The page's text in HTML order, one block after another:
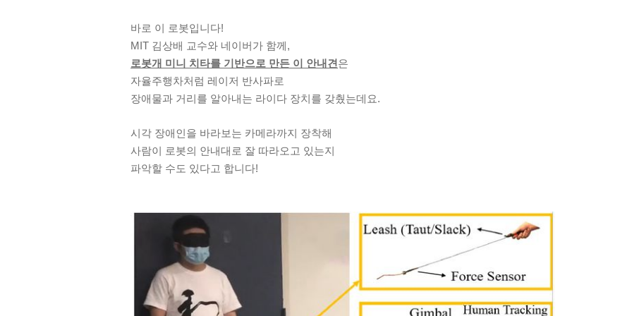
바로 이 로봇입니다!
MIT 김상배 교수와 네이버가 함께,
로봇개 미니 치타를 기반으로 만든 이 안내견 은
자율주행차처럼 레이저 반사파로
장애물과 거리를 알아내는 라이다 장치를 갖췄는데요.
시각 장애인을 바라보는 카메라까지 장착해
사람이 로봇의 안내대로 잘 따라오고 있는지
파악할 수도 있다고 합니다!